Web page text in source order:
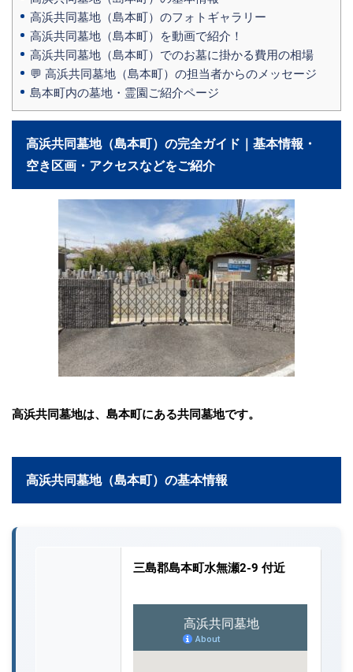
高浜共同墓地（島本町）のフォトギャラリー
高浜共同墓地（島本町）を動画で紹介！
高浜共同墓地（島本町）でのお墓に掛かる費用の相場
💬 高浜共同墓地（島本町）の担当者からのメッセージ
島本町内の墓地・霊園ご紹介ページ
高浜共同墓地（島本町）の完全ガイド｜基本情報・
空き区画・アクセスなどをご紹介
高浜共同墓地は、島本町にある共同墓地です。
高浜共同墓地（島本町）の基本情報
三島郡島本町水無瀬2-9 付近